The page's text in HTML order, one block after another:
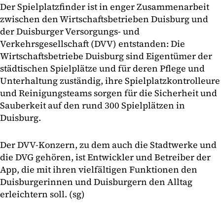
Der Spielplatzfinder ist in enger Zusammenarbeit
zwischen den Wirtschaftsbetrieben Duisburg und
der Duisburger Versorgungs- und
Verkehrsgesellschaft (DVV) entstanden: Die
Wirtschaftsbetriebe Duisburg sind Eigentümer der
städtischen Spielplätze und für deren Pflege und
Unterhaltung zuständig, ihre Spielplatzkontrolleure
und Reinigungsteams sorgen für die Sicherheit und
Sauberkeit auf den rund 300 Spielplätzen in
Duisburg.
Der DVV-Konzern, zu dem auch die Stadtwerke und
die DVG gehören, ist Entwickler und Betreiber der
App, die mit ihren vielfältigen Funktionen den
Duisburgerinnen und Duisburgern den Alltag
erleichtern soll. (sg)